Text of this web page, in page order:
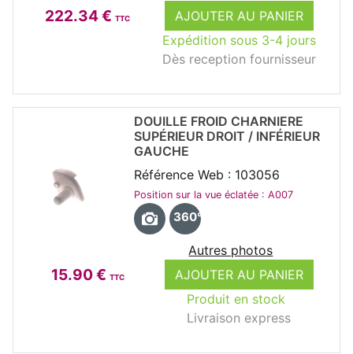
222.34 € TTC
AJOUTER AU PANIER
Expédition sous 3-4 jours
Dès reception fournisseur
15.90 € TTC
AJOUTER AU PANIER
Produit en stock
Livraison express
DOUILLE FROID CHARNIERE
SUPÉRIEUR DROIT / INFÉRIEUR
GAUCHE
Référence Web : 103056
Position sur la vue éclatée : A007
360°
Autres photos